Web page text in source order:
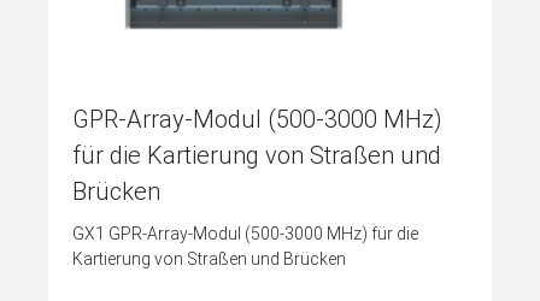
GPR-Array-Modul (500-3000 MHz)
für die Kartierung von Straßen und
Brücken
GX1 GPR-Array-Modul (500-3000 MHz) für die
Kartierung von Straßen und Brücken